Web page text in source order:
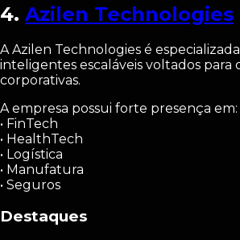
4. Azilen Technologies
A Azilen Technologies é
inteligentes escaláveis voltados para
corporativas.
A empresa possui forte presença em:
• FinTech
• HealthTech
• Logística
• Manufatura
• Seguros
Destaques